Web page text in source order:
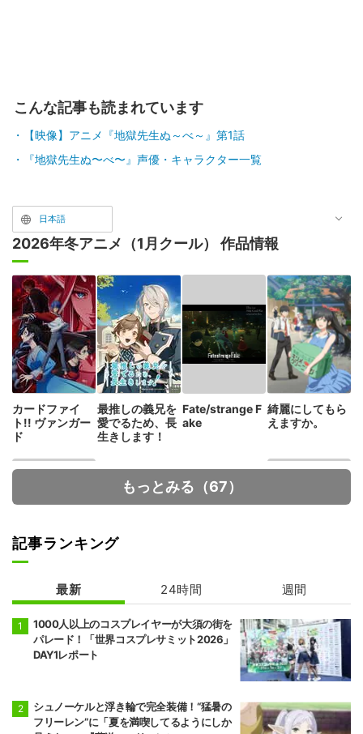
こんな記事も読まれています
【映像】アニメ『地獄先生ぬ～べ～』第1話
『地獄先生ぬ〜べ〜』声優・キャラクター一覧
日本語
2026年冬アニメ（1月クール） 作品情報
カードファイ
ト!! ヴァンガー
ド
最推しの義兄を
愛でるため、長
生きします！
Fate/strange F
ake
綺麗にしてもら
えますか。
メダリスト 第2
期
29歳独身中堅冒
険者の日常
もっとみる（67）
記事ランキング
最新 24時間 週間
1000人以上のコスプレイヤーが大須の街を
パレード！「世界コスプレサミット2026」
DAY1レポート
シュノーケルと浮き輪で完全装備！“猛暑の
フリーレン”に「夏を満喫してるようにしか